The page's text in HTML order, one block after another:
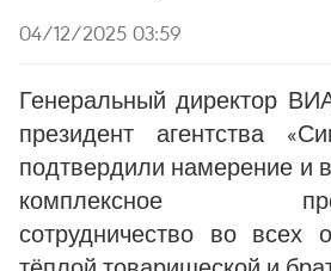
04/12/2025 03:59
Генеральный директор
президент агентства
подтвердили намерение и
комплексное
сотрудничество во всех